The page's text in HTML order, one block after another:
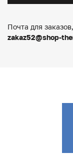
Почта для
zakaz52@shop-